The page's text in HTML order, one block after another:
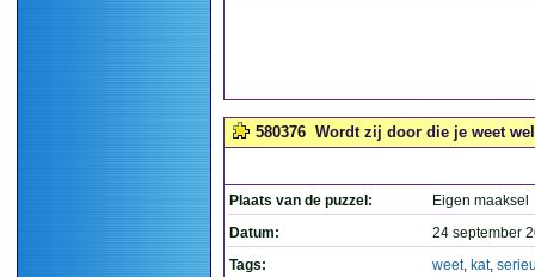
580376 Wordt zij door die je weet
Plaats van de puzzel:
Eigen maaksel
Datum:
24 september
Tags:
weet, kat,